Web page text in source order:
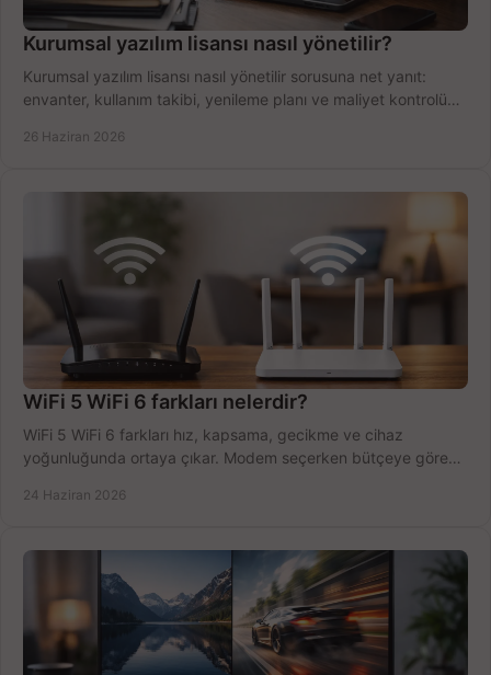
Kurumsal yazılım lisansı nasıl yönetilir?
Kurumsal yazılım lisansı nasıl yönetilir sorusuna net yanıt:
envanter, kullanım takibi, yenileme planı ve maliyet kontrolü
26 Haziran 2026
WiFi 5 WiFi 6 farkları nelerdir?
WiFi 5 WiFi 6 farkları hız, kapsama, gecikme ve cihaz
yoğunluğunda ortaya çıkar. Modem seçerken bütçeye göre
24 Haziran 2026